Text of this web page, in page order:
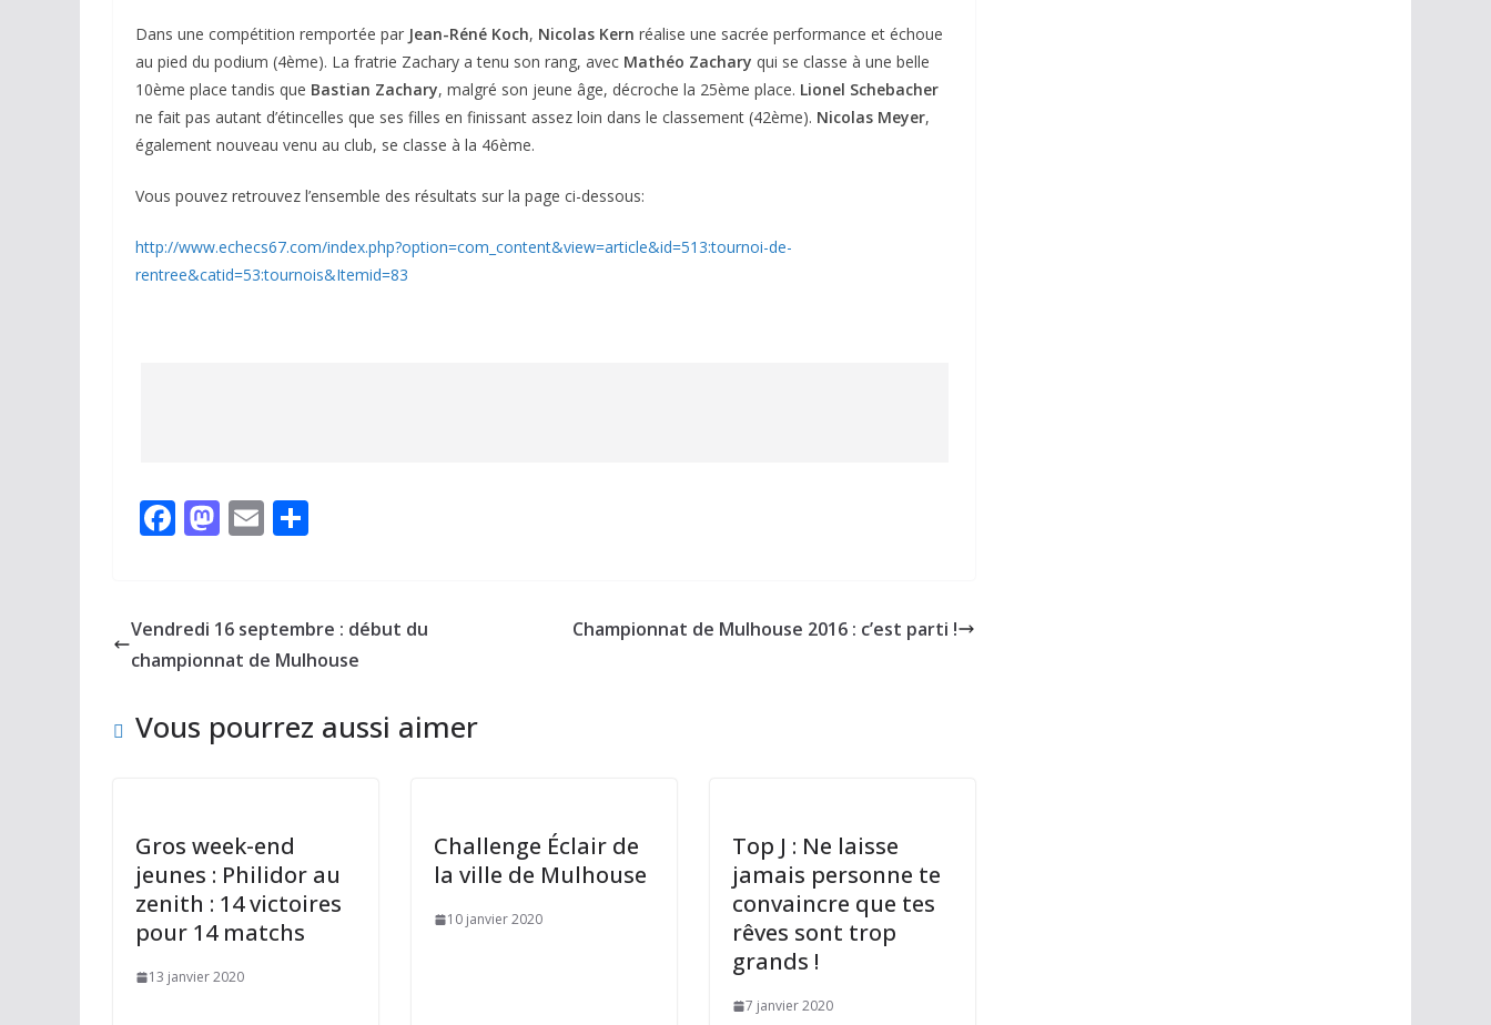
Dans une compétition remportée par Jean-Réné Koch, Nicolas Kern réalise une sacrée performance et échoue
au pied du podium (4ème). La fratrie Zachary a tenu son rang, avec Mathéo Zachary qui se classe à une belle
10ème place tandis que Bastian Zachary, malgré son jeune âge, décroche la 25ème place. Lionel Schebacher
ne fait pas autant d’étincelles que ses filles en finissant assez loin dans le classement (42ème). Nicolas Meyer,
également nouveau venu au club, se classe à la 46ème.
Vous pouvez retrouvez l’ensemble des résultats sur la page ci-dessous:
http://www.echecs67.com/index.php?option=com_content&view=article&id=513:tournoi-de-
rentree&catid=53:tournois&Itemid=83
F
b
o
k
M
d
o
E
l g
er
Vendredi 16 septembre : début du
championnat de Mulhouse
Championnat de Mulhouse 2016 : c’est parti !
Vous pourrez aussi aimer
Gros week-end
jeunes : Philidor au
zenith : 14 victoires
pour 14 matchs
13 janvier 2020
Challenge Éclair de
la ville de Mulhouse
10 janvier 2020
Top J : Ne laisse
jamais personne te
convaincre que tes
rêves sont trop
grands !
7 janvier 2020